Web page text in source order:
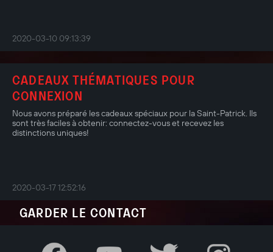
2020-03-10 09:13:39
CADEAUX THÉMATIQUES POUR
CONNEXION
Nous avons préparé les cadeaux spéciaux pour la Saint-Patrick. Ils
sont très faciles à obtenir: connectez-vous et recevez les
distinctions uniques!
2020-03-17 12:52:16
GARDER LE CONTACT